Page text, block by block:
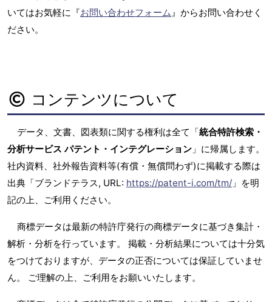
いてはお気軽に『お問い合わせフォーム 』からお問い合わせく
ださい。
コンテンツについて
データ、文書、図表類に関する権利は全て「統合特許検索・
分析サービス パテント・インテグレーション 」に帰属します。
社内資料、社外報告資料等(有償・無償問わず)に掲載する際は
出典「ブランドテラス, URL: https://patent-i.com/tm/ 」を明
記の上、ご利用ください。
商標データは最新の特許庁発行の商標データに基づき集計・
解析・分析を行っています。 掲載・分析結果については十分気
をつけておりますが、データの正否については保証していませ
ん。 ご理解の上、ご利用をお願いいたします。